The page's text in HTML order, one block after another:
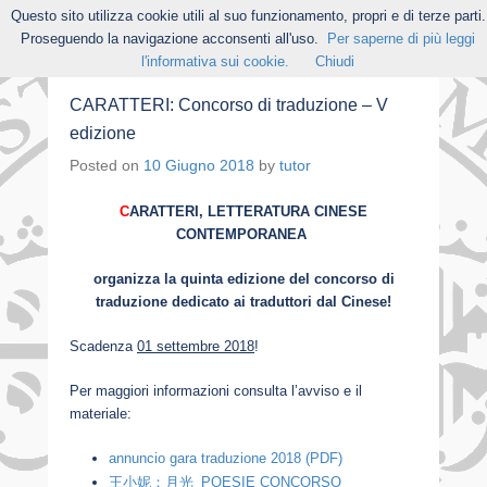
CARATTERI: Concorso di traduzione – V
edizione
Posted on 10 Giugno 2018 by tutor
CARATTERI, LETTERATURA CINESE
CONTEMPORANEA
organizza la quinta edizione del concorso di
traduzione dedicato ai traduttori dal Cinese!
Scadenza 01 settembre 2018!
Per maggiori informazioni consulta l’avviso e il
materiale:
annuncio gara traduzione 2018 (PDF)
王小妮：月光_POESIE CONCORSO
Questo sito utilizza cookie utili al suo funzionamento, propri e di terze parti.
Proseguendo la navigazione acconsenti all'uso.
Per saperne di più leggi
l'informativa sui cookie.
Chiudi